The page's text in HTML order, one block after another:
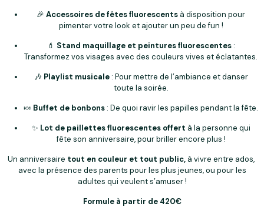
🎉 Accessoires de fêtes fluorescents à disposition pour
pimenter votre look et ajouter un peu de fun !
💄 Stand maquillage et peintures fluorescentes:
Transformez vos visages avec des couleurs vives et éclatantes.
🎶 Playlist musicale: Pour mettre de l’ambiance et danser
toute la soirée.
🍬 Buffet de bonbons : De quoi ravir les papilles pendant la fête.
✨ Lot de paillettes fluorescentes offert à la personne qui
fête son anniversaire, pour briller encore plus !
Un anniversaire tout en couleur et tout public, à vivre entre ados,
avec la présence des parents pour les plus jeunes, ou pour les
adultes qui veulent s’amuser !
Formule à partir de 420€